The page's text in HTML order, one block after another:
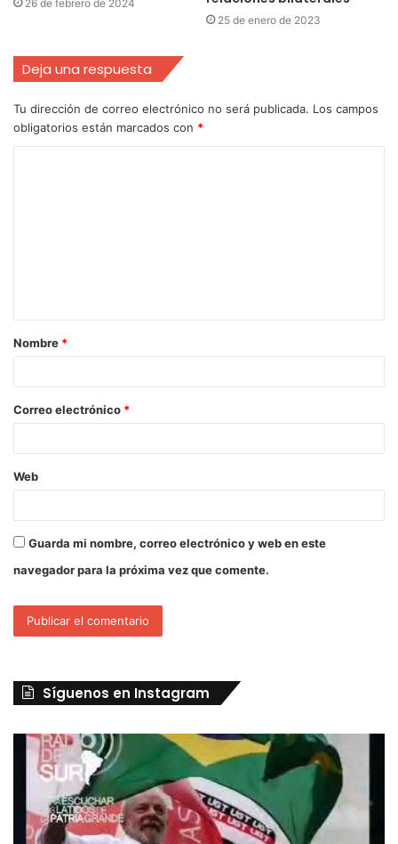
26 de febrero de 2024
25 de enero de 2023
Deja una respuesta
Tu dirección de correo electrónico no será publicada. Los campos
obligatorios están marcados con *
Nombre *
Correo electrónico *
Web
Guarda mi nombre, correo electrónico y web en este
navegador para la próxima vez que comente.
Síguenos en Instagram